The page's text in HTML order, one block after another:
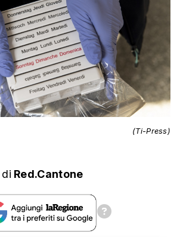
(Ti-Press)
di Red.Cantone